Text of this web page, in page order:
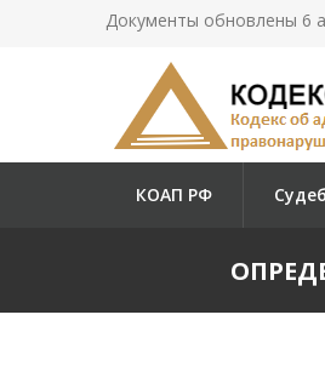
Документы обновлены 6
КОАП РФ